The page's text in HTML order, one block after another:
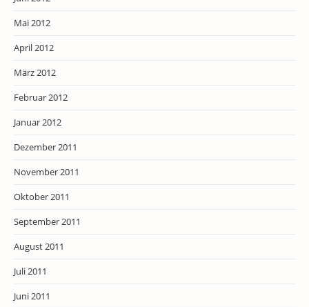
Mai 2012
April 2012
März 2012
Februar 2012
Januar 2012
Dezember 2011
November 2011
Oktober 2011
September 2011
August 2011
Juli 2011
Juni 2011